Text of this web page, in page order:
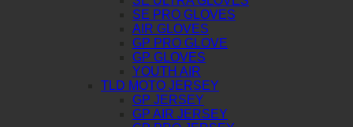
SE PRO GLOVES
AIR GLOVES
GP PRO GLOVE
GP GLOVES
YOUTH AIR
TLD MOTO JERSEY
GP JERSEY
GP AIR JERSEY